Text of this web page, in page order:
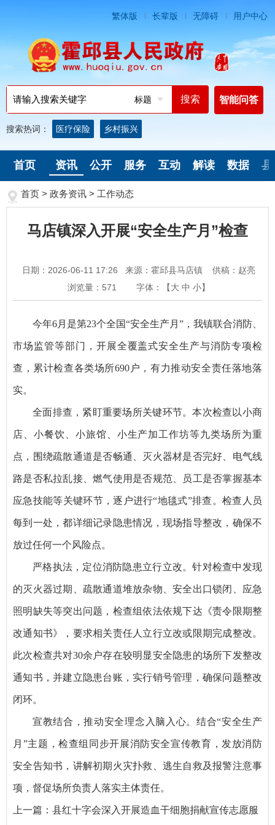
繁体版 长辈版 无障碍 用户中心
标题 智能问答
搜索热词： 医疗保险 乡村振兴
首页 资讯 公开 服务 互动 解读 数据 县
首页 > 政务资讯 > 工作动态
马店镇深入开展“安全生产月”检查
日期：2026-06-11 17:26 来源：霍邱县马店镇
供稿：赵亮
浏览量： 571 字体：【大 中 小】
今年6月是第23个全国“安全生产月”，我镇联合消防、
市场监管等部门，开展全覆盖式安全生产与消防专项检
查，累计检查各类场所690户，有力推动安全责任落地落
实。
全面排查，紧盯重要场所关键环节。本次检查以小商
店、小餐饮、小旅馆、小生产加工作坊等九类场所为重
点，围绕疏散通道是否畅通、灭火器材是否完好、电气线
路是否私拉乱接、燃气使用是否规范、员工是否掌握基本
应急技能等关键环节，逐户进行“地毯式”排查。检查人员
每到一处，都详细记录隐患情况，现场指导整改，确保不
放过任何一个风险点。
严格执法，定位消防隐患立行立改。针对检查中发现
的灭火器过期、疏散通道堆放杂物、安全出口锁闭、应急
照明缺失等突出问题，检查组依法依规下达《责令限期整
改通知书》，要求相关责任人立行立改或限期完成整改。
此次检查共对30余户存在较明显安全隐患的场所下发整改
通知书，并建立隐患台账，实行销号管理，确保问题整改
闭环。
宣教结合，推动安全理念入脑入心。结合“安全生产
月”主题，检查组同步开展消防安全宣传教育，发放消防
安全告知书，讲解初期火灾扑救、逃生自救及报警注意事
项，督促场所负责人落实主体责任。
上一篇： 县红十字会深入开展造血干细胞捐献宣传志愿服